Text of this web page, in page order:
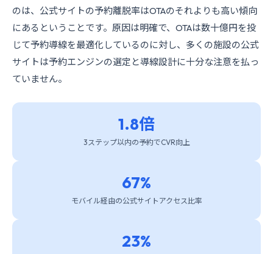
のは、公式サイトの予約離脱率はOTAのそれよりも高い傾向
にあるということです。原因は明確で、OTAは数十億円を投
じて予約導線を最適化しているのに対し、多くの施設の公式
サイトは予約エンジンの選定と導線設計に十分な注意を払っ
ていません。
1.8倍
3ステップ以内の予約でCVR向上
67%
モバイル経由の公式サイトアクセス比率
23%